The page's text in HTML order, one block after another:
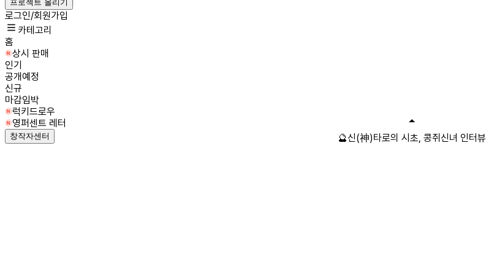
프로젝트 올리기
로그인/회원가입
카테고리
홈
상시 판매
인기
공개예정
신규
마감임박
럭키드로우
영퍼센트 레터
창작자센터 🔮신(神)타로의 시초, 콩쥐신녀 인터뷰